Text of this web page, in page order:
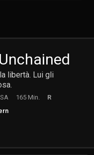
libertà. Lui gli
165 Min.
R